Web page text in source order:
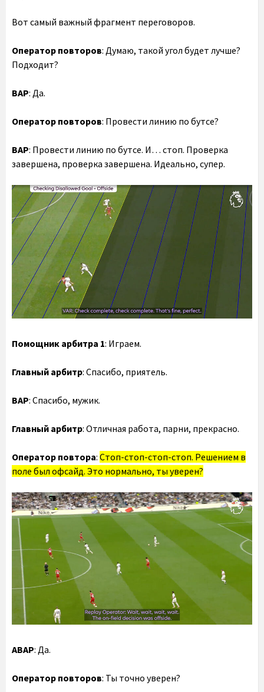
Вот самый важный фрагмент переговоров.
Оператор повторов: Думаю, такой угол будет лучше?
Подходит?
ВАР: Да.
Оператор повторов: Провести линию по бутсе?
ВАР: Провести линию по бутсе. И… стоп. Проверка
завершена, проверка завершена. Идеально, супер.
Помощник арбитра 1: Играем.
Главный арбитр: Спасибо, приятель.
ВАР: Спасибо, мужик.
Главный арбитр: Отличная работа, парни, прекрасно.
Оператор повтора: Стоп-стоп-стоп-стоп. Решением в
поле был офсайд. Это нормально, ты уверен?
АВАР: Да.
Оператор повторов: Ты точно уверен?